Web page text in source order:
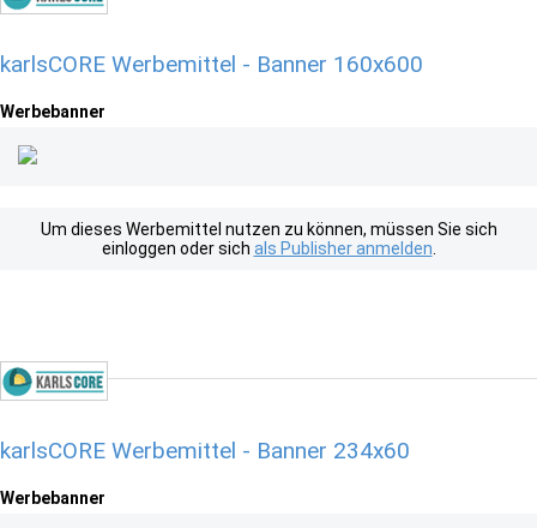
karlsCORE Werbemittel - Banner 160x600
Werbebanner
Um dieses Werbemittel nutzen zu können, müssen Sie sich
einloggen oder sich als Publisher anmelden
karlsCORE Werbemittel - Banner 234x60
Werbebanner